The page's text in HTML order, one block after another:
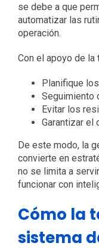
se debe a que
automatizar las
operación.
Con el apoyo de
Planifique
Seguimiento
Evitar los
Garantizar el
De este modo, la
convierte en
no se limita a
funcionar con
Cómo la
sistema